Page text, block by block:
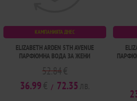
КАМПАНИЯТА ДНЕС
ELIZABETH ARDEN 5TH AVENUE
ПАРФЮМНА ВОДА ЗА ЖЕНИ
52.84
36.99
/ 72.35